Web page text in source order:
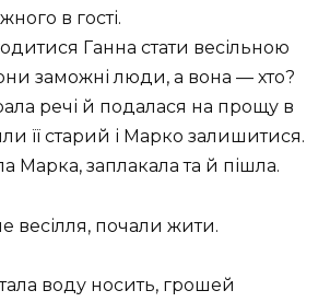
в гості.
Ганна стати весільною
заможні люди, а вона — хто?
речі й подалася на прощу в
її старий і Марко залишитися.
Марка, заплакала та й пішла.
весілля, почали жити.
воду носить, грошей